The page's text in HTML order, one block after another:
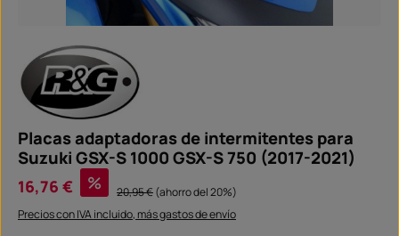
Placas adaptadoras de intermitentes para
Suzuki GSX-S 1000 GSX-S 750 (2017-2021)
Precio de venta:
16,76 € % Precio normal:
20,95 €(ahorro del 20%)
Precios con IVA incluido, más gastos de envío